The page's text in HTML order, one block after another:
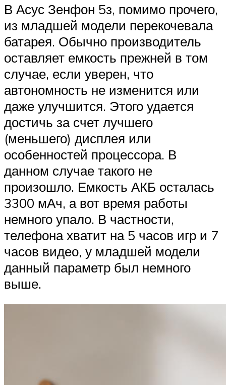
В Асус Зенфон 5з, помимо прочего,
из младшей модели перекочевала
батарея. Обычно производитель
оставляет емкость прежней в том
случае, если уверен, что
автономность не изменится или
даже улучшится. Этого удается
достичь за счет лучшего
(меньшего) дисплея или
особенностей процессора. В
данном случае такого не
произошло. Емкость АКБ осталась
3300 мАч, а вот время работы
немного упало. В частности,
телефона хватит на 5 часов игр и 7
часов видео, у младшей модели
данный параметр был немного
выше.